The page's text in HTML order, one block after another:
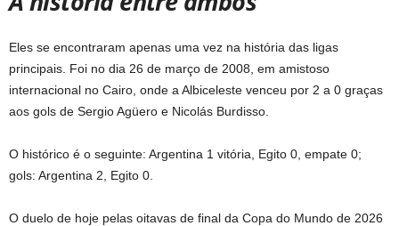
Eles se encontraram apenas uma vez na história das ligas
principais. Foi no dia 26 de março de 2008, em amistoso
internacional no Cairo, onde a Albiceleste venceu por 2 a 0 graças
aos gols de Sergio Agüero e Nicolás Burdisso.
O histórico é o seguinte: Argentina 1 vitória, Egito 0, empate 0;
gols: Argentina 2, Egito 0.
O duelo de hoje pelas oitavas de final da Copa do Mundo de 2026